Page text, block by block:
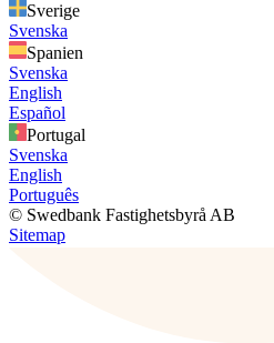
Sverige
Svenska
Spanien
Svenska
English
Español
Portugal
Svenska
English
Português
© Swedbank Fastighetsbyrå AB
Sitemap